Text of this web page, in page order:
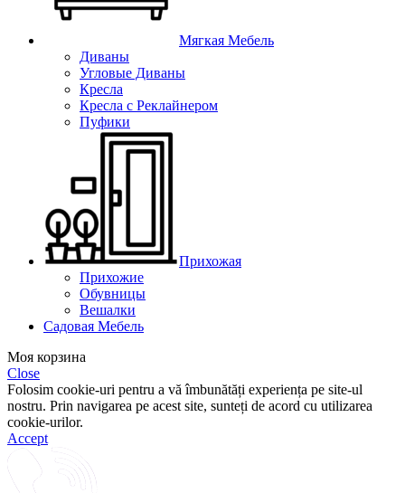
Мягкая Мебель
Диваны
Угловые Диваны
Кресла
Кресла с Реклайнером
Пуфики
Прихожая
Прихожие
Обувницы
Вешалки
Садовая Мебель
Моя корзина
Close
Folosim cookie-uri pentru a vă îmbunătăți experiența pe site-ul
nostru. Prin navigarea pe acest site, sunteți de acord cu utilizarea
cookie-urilor.
Accept